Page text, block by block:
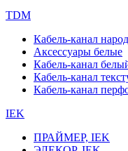
TDM
Кабель-канал
Аксессуары белые
Кабель-канал
Кабель-канал
Кабель-канал
IEK
ПРАЙМЕР, IEK